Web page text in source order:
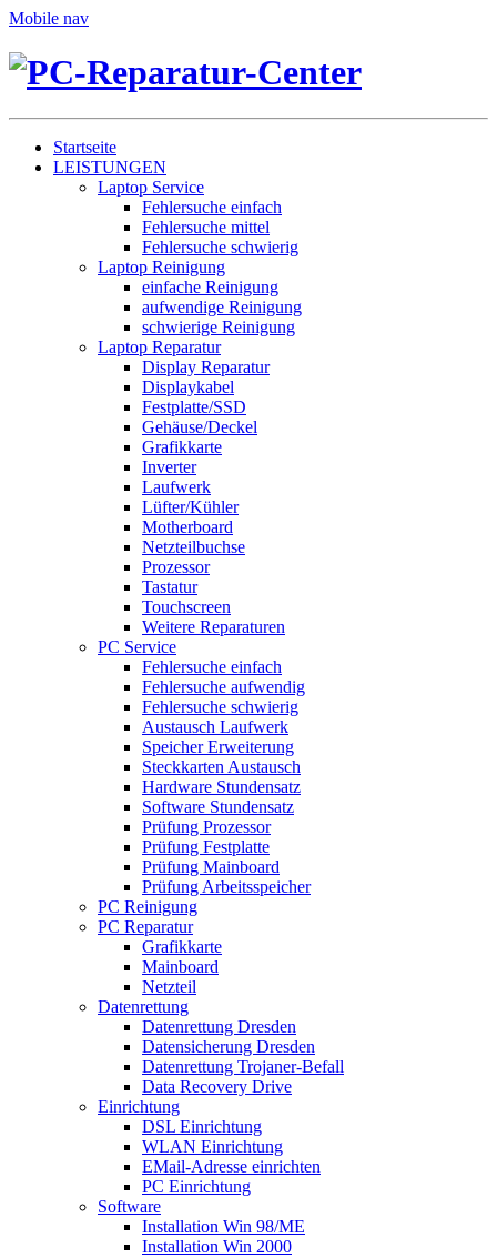
Mobile nav
Startseite
LEISTUNGEN
Laptop Service
Fehlersuche einfach
Fehlersuche mittel
Fehlersuche schwierig
Laptop Reinigung
einfache Reinigung
aufwendige Reinigung
schwierige Reinigung
Laptop Reparatur
Display Reparatur
Displaykabel
Festplatte/SSD
Gehäuse/Deckel
Grafikkarte
Inverter
Laufwerk
Lüfter/Kühler
Motherboard
Netzteilbuchse
Prozessor
Tastatur
Touchscreen
Weitere Reparaturen
PC Service
Fehlersuche einfach
Fehlersuche aufwendig
Fehlersuche schwierig
Austausch Laufwerk
Speicher Erweiterung
Steckkarten Austausch
Hardware Stundensatz
Software Stundensatz
Prüfung Prozessor
Prüfung Festplatte
Prüfung Mainboard
Prüfung Arbeitsspeicher
PC Reinigung
PC Reparatur
Grafikkarte
Mainboard
Netzteil
Datenrettung
Datenrettung Dresden
Datensicherung Dresden
Datenrettung Trojaner-Befall
Data Recovery Drive
Einrichtung
DSL Einrichtung
WLAN Einrichtung
EMail-Adresse einrichten
PC Einrichtung
Software
Installation Win 98/ME
Installation Win 2000